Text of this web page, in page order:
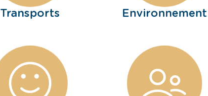
Transports Environnement